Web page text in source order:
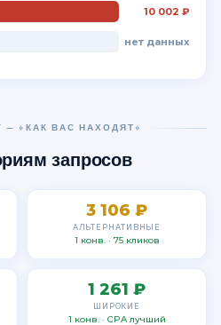
10 002 ₽
нет данных
— «КАК ВАС НАХОДЯТ»
запросов
3 106 ₽
АЛЬТЕРНАТИВНЫЕ
1 конв. · 75 кликов
1 261 ₽
ШИРОКИЕ
1 конв. · CPA лучший